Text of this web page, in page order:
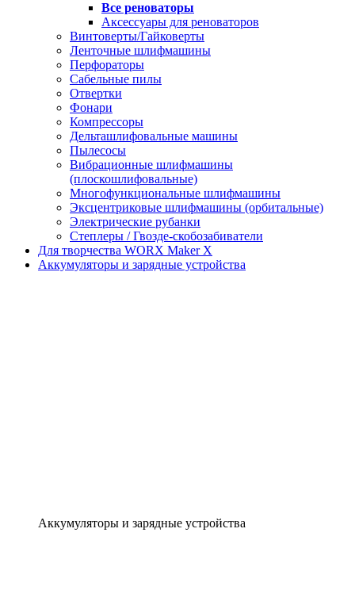
Все реноваторы
Аксессуары для реноваторов
Винтоверты/Гайковерты
Ленточные шлифмашины
Перфораторы
Сабельные пилы
Отвертки
Фонари
Компрессоры
Дельташлифовальные машины
Пылесосы
Вибрационные шлифмашины
(плоскошлифовальные)
Многофункциональные шлифмашины
Эксцентриковые шлифмашины (орбитальные)
Электрические рубанки
Степлеры / Гвозде-скобозабиватели
Для творчества WORX Maker X
Аккумуляторы и зарядные устройства
Аккумуляторы и зарядные устройства